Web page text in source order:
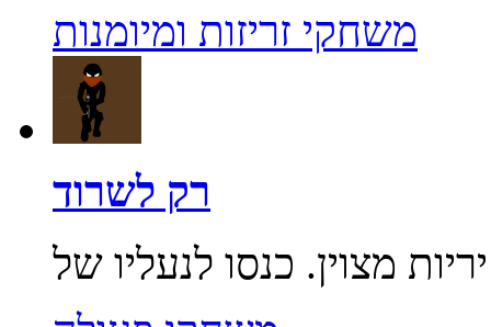
משחקי זריזות ומיומנות
רק לשרוד